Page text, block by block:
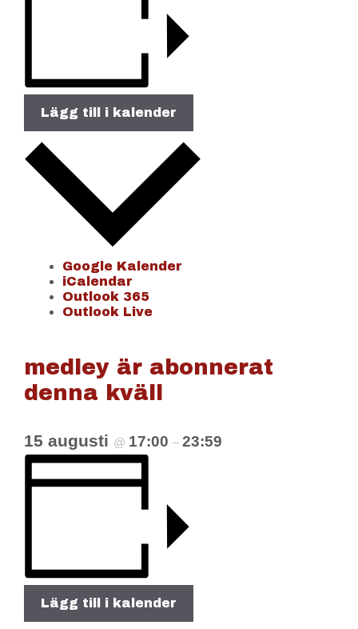
Lägg till i kalender
Google Kalender
iCalendar
Outlook 365
Outlook Live
medley är abonnerat
denna kväll
15 augusti @ 17:00 – 23:59
Lägg till i kalender